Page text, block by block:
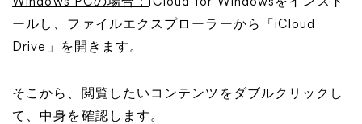
ールし、ファイルエクスプローラーから「iCloud
Drive」を開きます。
そこから、閲覧したいコンテンツをダブルクリックし
て、中身を確認します。